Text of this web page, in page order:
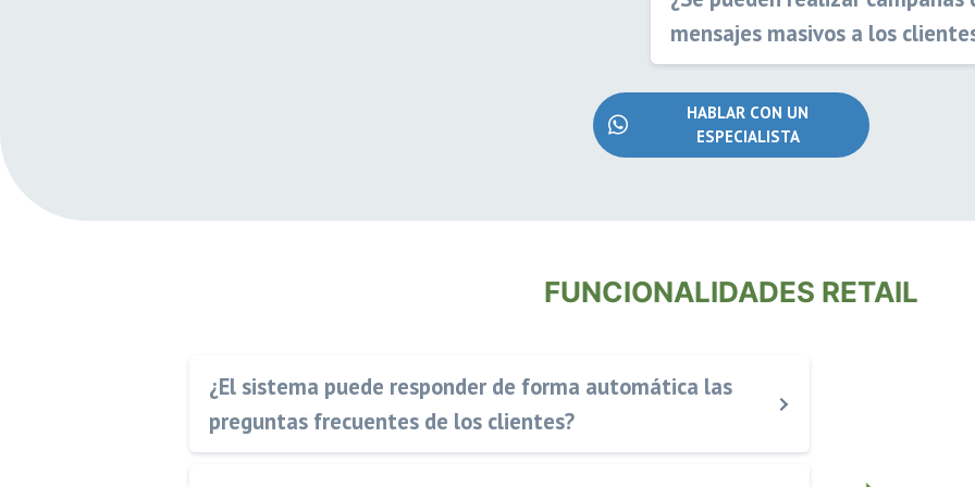
mensajes masivos a los
HABLAR CON UN
ESPECIALISTA
FUNCIONALIDADES RETAIL
¿El sistema puede responder de forma automática las
preguntas frecuentes de los clientes?